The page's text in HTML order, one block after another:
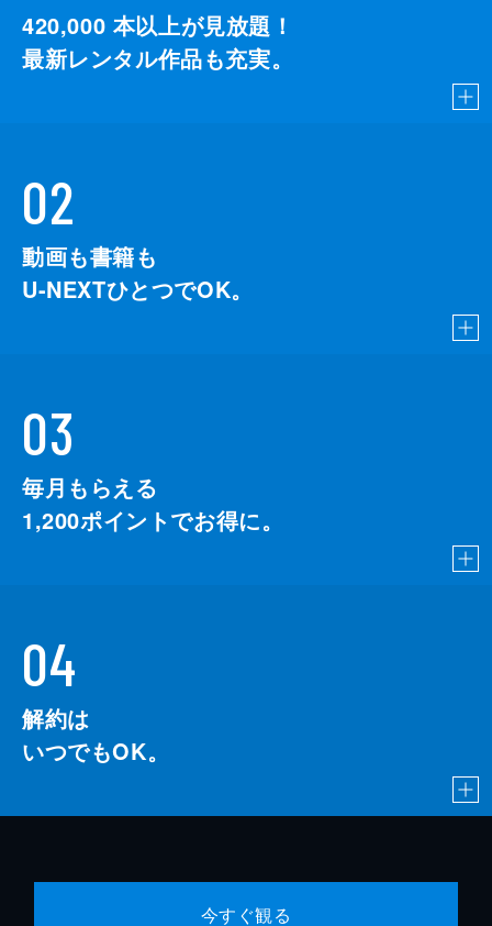
420,000 本以上が見放題！
最新レンタル作品も充実。
02
動画も書籍も
U-NEXTひとつでOK。
03
毎月もらえる
1,200ポイントでお得に。
04
解約は
いつでもOK。
今すぐ観る